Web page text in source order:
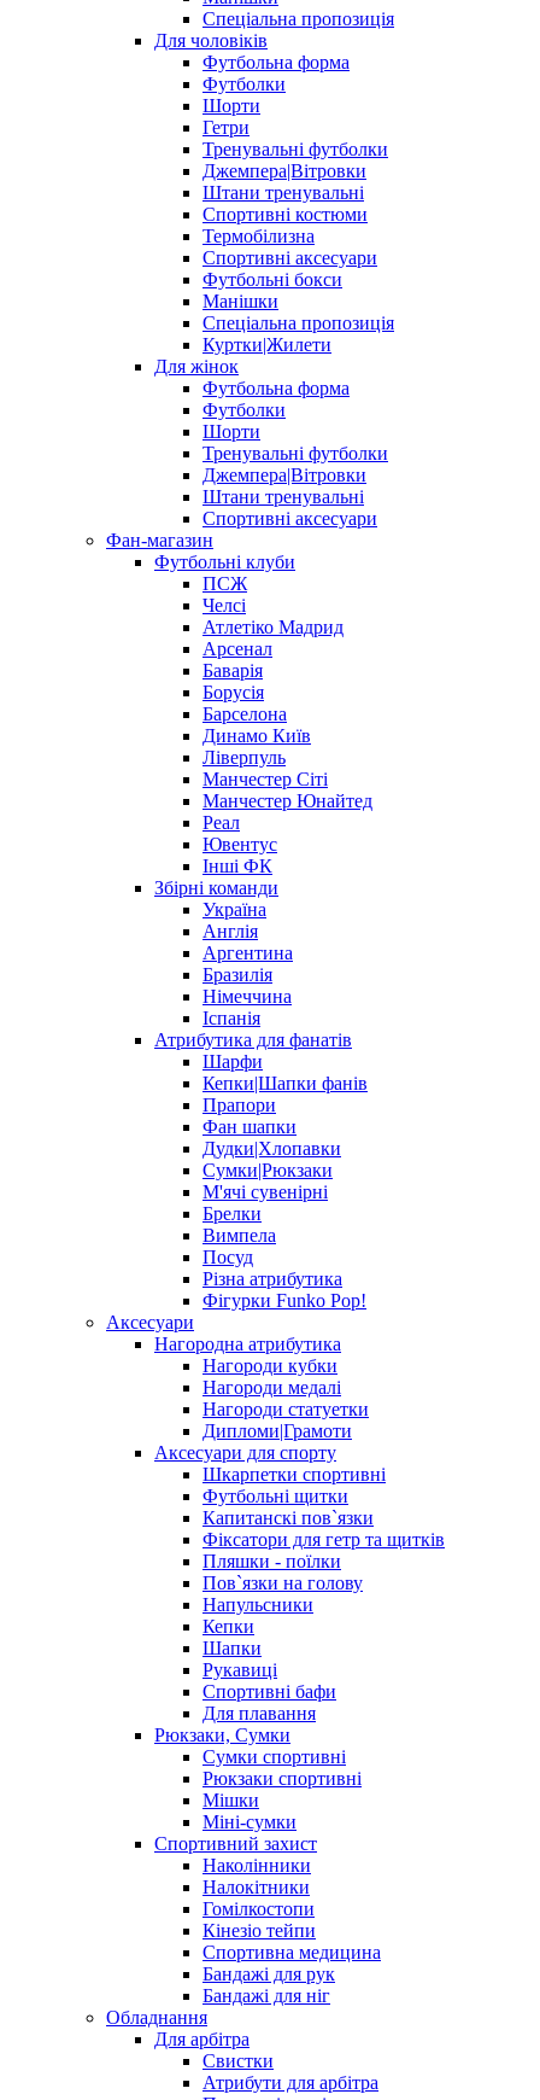
Спеціальна пропозиція
Для чоловіків
Футбольна форма
Футболки
Шорти
Гетри
Тренувальні футболки
Джемпера|Вітровки
Штани тренувальні
Спортивні костюми
Термобілизна
Спортивні аксесуари
Футбольні бокси
Манішки
Спеціальна пропозиція
Куртки|Жилети
Для жінок
Футбольна форма
Футболки
Шорти
Тренувальні футболки
Джемпера|Вітровки
Штани тренувальні
Спортивні аксесуари
Фан-магазин
Футбольні клуби
ПСЖ
Челсі
Атлетіко Мадрид
Арсенал
Баварія
Борусія
Барселона
Динамо Київ
Ліверпуль
Манчестер Сіті
Манчестер Юнайтед
Реал
Ювентус
Інші ФК
Збірні команди
Україна
Англія
Аргентина
Бразилія
Німеччина
Іспанія
Атрибутика для фанатів
Шарфи
Кепки|Шапки фанів
Прапори
Фан шапки
Дудки|Хлопавки
Сумки|Рюкзаки
М'ячі сувенірні
Брелки
Вимпела
Посуд
Різна атрибутика
Фігурки Funko Pop!
Аксесуари
Нагородна атрибутика
Нагороди кубки
Нагороди медалі
Нагороди статуетки
Дипломи|Грамоти
Аксесуари для спорту
Шкарпетки спортивні
Футбольні щитки
Капитанскі пов`язки
Фіксатори для гетр та щитків
Пляшки - поїлки
Пов`язки на голову
Напульсники
Кепки
Шапки
Рукавиці
Спортивні бафи
Для плавання
Рюкзаки, Сумки
Сумки спортивні
Рюкзаки спортивні
Мішки
Міні-сумки
Спортивний захист
Наколінники
Налокітники
Гомілкостопи
Кінезіо тейпи
Спортивна медицина
Бандажі для рук
Бандажі для ніг
Обладнання
Для арбітра
Свистки
Атрибути для арбітра